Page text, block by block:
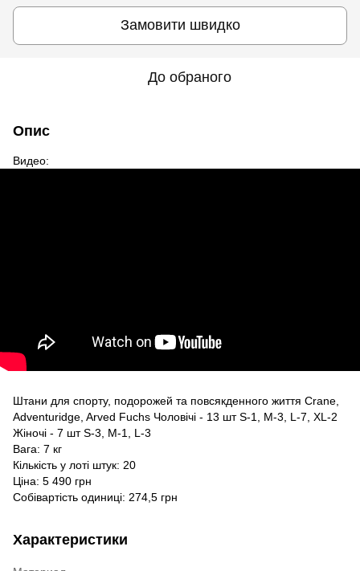
Замовити швидко
До обраного
Опис
Видео:
Штани для спорту, подорожей та повсякденного життя Crane,
Adventuridge, Arved Fuchs Чоловічі - 13 шт S-1, M-3, L-7, XL-2
Жіночі - 7 шт S-3, M-1, L-3
Вага: 7 кг
Кількість у лоті штук: 20
Ціна: 5 490 грн
Собівартість одиниці: 274,5 грн
Характеристики